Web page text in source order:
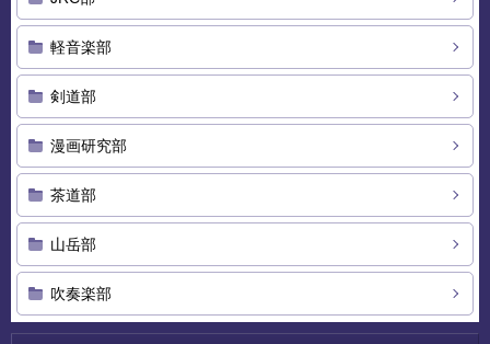
軽音楽部
剣道部
漫画研究部
茶道部
山岳部
吹奏楽部